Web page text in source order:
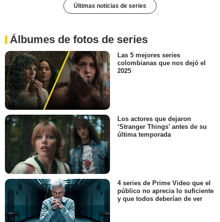
Últimas noticias de series
Álbumes de fotos de series
Las 5 mejores series
colombianas que nos dejó el
2025
Los actores que dejaron
‘Stranger Things’ antes de su
última temporada
4 series de Prime Video que el
público no aprecia lo suficiente
y que todos deberían de ver